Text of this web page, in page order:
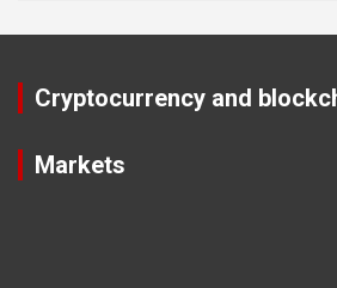
Cryptocurrency and
Markets